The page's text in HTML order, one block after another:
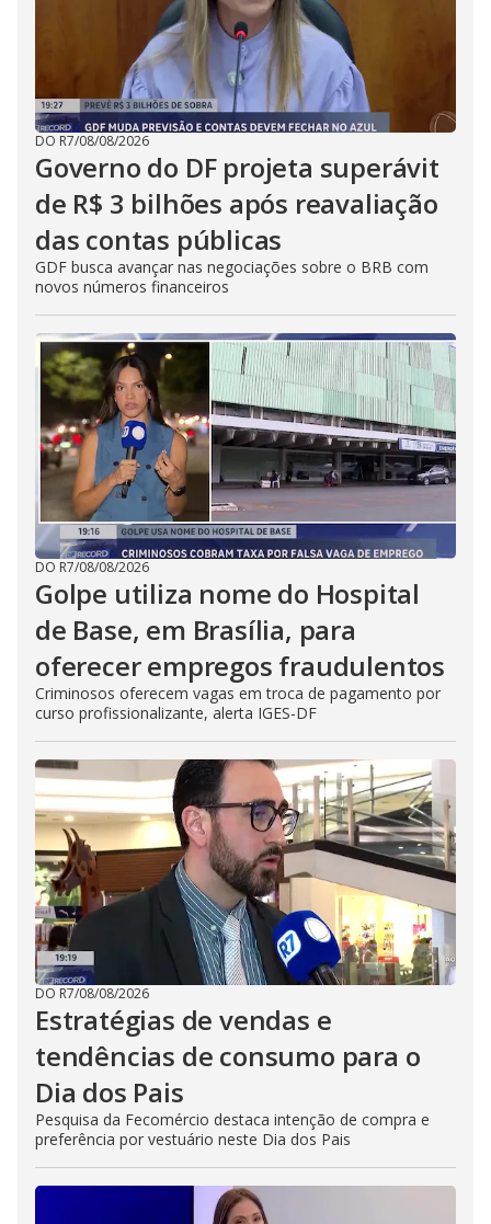
DO R7/08/08/2026
Governo do DF projeta superávit
de R$ 3 bilhões após reavaliação
das contas públicas
GDF busca avançar nas negociações sobre o BRB com
novos números financeiros
DO R7/08/08/2026
Golpe utiliza nome do Hospital
de Base, em Brasília, para
oferecer empregos fraudulentos
Criminosos oferecem vagas em troca de pagamento por
curso profissionalizante, alerta IGES-DF
DO R7/08/08/2026
Estratégias de vendas e
tendências de consumo para o
Dia dos Pais
Pesquisa da Fecomércio destaca intenção de compra e
preferência por vestuário neste Dia dos Pais